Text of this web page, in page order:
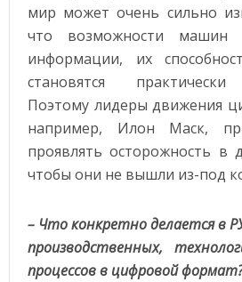
мир может очень сильно
что возможности машин
информации, их
становятся практически
Поэтому лидеры движения
например, Илон Маск,
проявлять осторожность в
чтобы они не вышли из-под
– Что конкретно делается в
производственных,
процессов в цифровой